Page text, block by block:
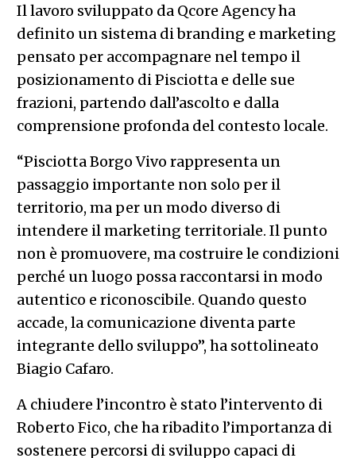
Il lavoro sviluppato da Qcore Agency ha
definito un sistema di branding e marketing
pensato per accompagnare nel tempo il
posizionamento di Pisciotta e delle sue
frazioni, partendo dall’ascolto e dalla
comprensione profonda del contesto locale.
“Pisciotta Borgo Vivo rappresenta un
passaggio importante non solo per il
territorio, ma per un modo diverso di
intendere il marketing territoriale. Il punto
non è promuovere, ma costruire le condizioni
perché un luogo possa raccontarsi in modo
autentico e riconoscibile. Quando questo
accade, la comunicazione diventa parte
integrante dello sviluppo”, ha sottolineato
Biagio Cafaro.
A chiudere l’incontro è stato l’intervento di
Roberto Fico, che ha ribadito l’importanza di
sostenere percorsi di sviluppo capaci di